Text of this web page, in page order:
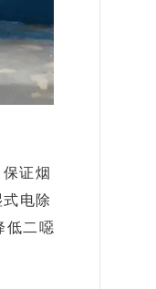
证烟
电除
低二噁